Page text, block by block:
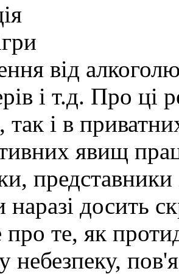
від
і т.д. Про ці
так і в
явищ
наразі досить
те, як
небезпеку,